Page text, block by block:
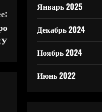
Январь 2025
Декабрь 2024
Ноябрь 2024
Июнь 2022